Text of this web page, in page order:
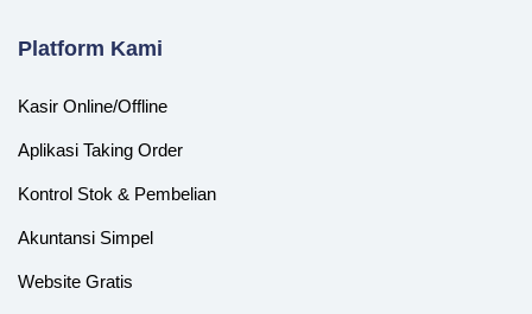
Platform Kami
Kasir Online/Offline
Aplikasi Taking Order
Kontrol Stok & Pembelian
Akuntansi Simpel
Website Gratis